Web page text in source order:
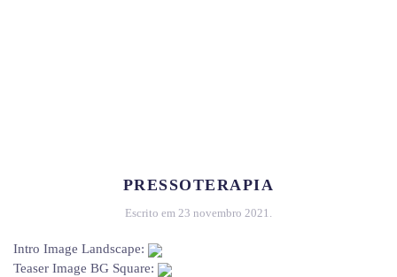
PRESSOTERAPIA
Escrito em 23 novembro 2021.
Intro Image Landscape:
Teaser Image BG Square: